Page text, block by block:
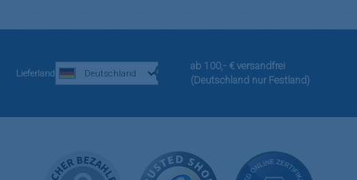
Lieferland
ab 100,- € versandfrei
(Deutschland nur Festland)